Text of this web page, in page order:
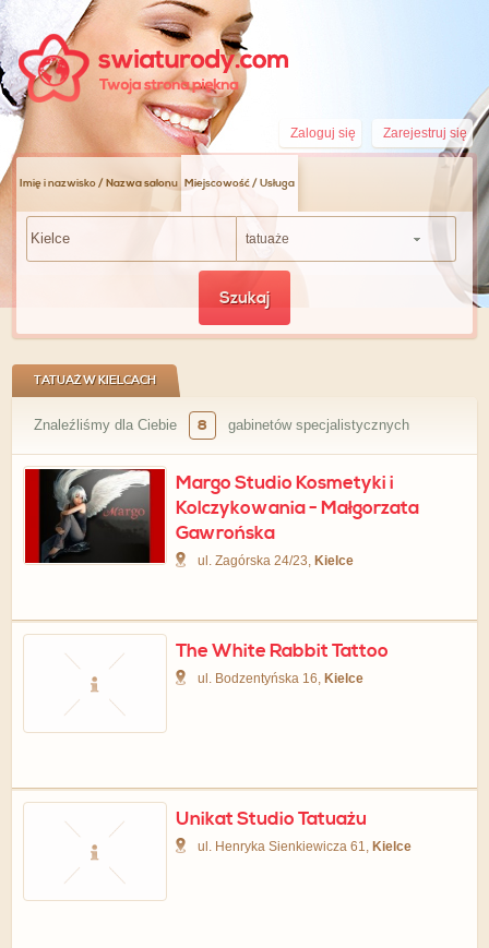
Zarejestruj się
Zaloguj się
Imię i nazwisko / Nazwa salonu Miejscowość / Usługa
tatuaże
Szukaj
TATUAŻ W KIELCACH
Znaleźliśmy dla Ciebie 8 gabinetów specjalistycznych
Margo Studio Kosmetyki i
Kolczykowania - Małgorzata
Gawrońska
ul. Zagórska 24/23, Kielce
The White Rabbit Tattoo
ul. Bodzentyńska 16, Kielce
Unikat Studio Tatuażu
ul. Henryka Sienkiewicza 61, Kielce